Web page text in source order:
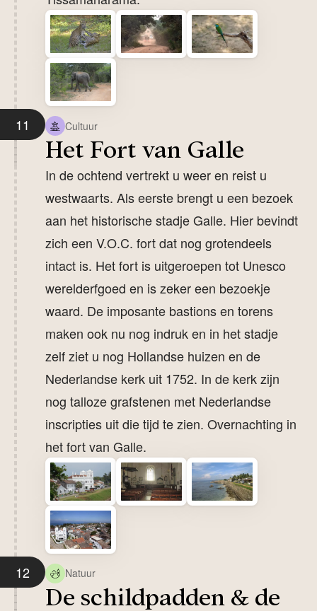
11 Cultuur
Het Fort van Galle
In de ochtend vertrekt u weer en reist u
westwaarts. Als eerste brengt u een bezoek
aan het historische stadje Galle. Hier bevindt
zich een V.O.C. fort dat nog grotendeels
intact is. Het fort is uitgeroepen tot Unesco
werelderfgoed en is zeker een bezoekje
waard. De imposante bastions en torens
maken ook nu nog indruk en in het stadje
zelf ziet u nog Hollandse huizen en de
Nederlandse kerk uit 1752. In de kerk zijn
nog talloze grafstenen met Nederlandse
inscripties uit die tijd te zien. Overnachting in
het fort van Galle.
12 Natuur
De schildpadden & de